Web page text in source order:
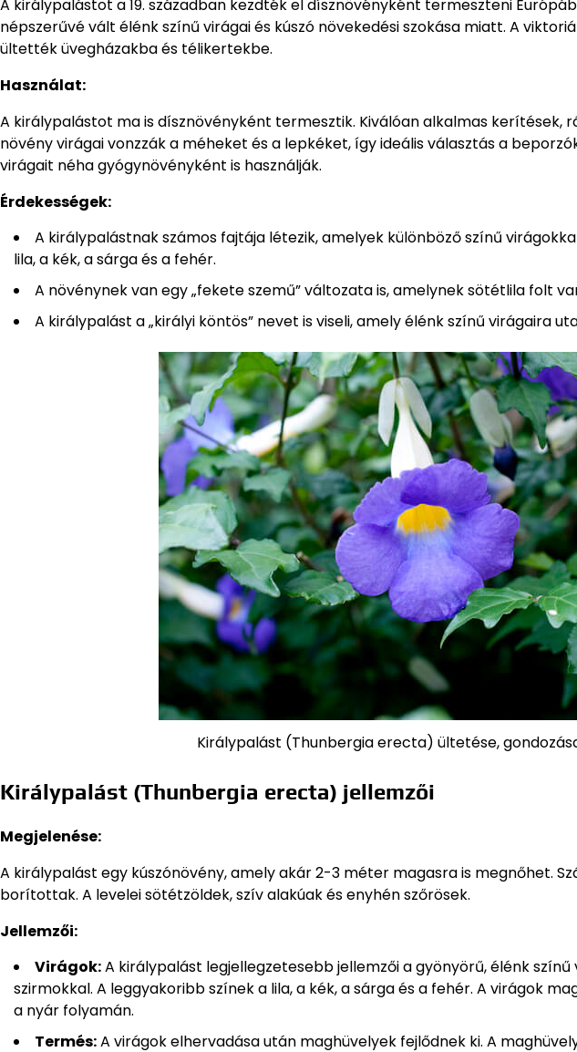
A királypalástot a 19. században kezdték el dísznövényként termeszteni
népszerűvé vált élénk színű virágai és kúszó növekedési szokása miatt. A
ültették üvegházakba és télikertekbe.
Használat:
A királypalástot ma is dísznövényként termesztik. Kiválóan alkalmas kerítések,
növény virágai vonzzák a méheket és a lepkéket, így ideális választás a
virágait néha gyógynövényként is használják.
Érdekességek:
A királypalástnak számos fajtája létezik, amelyek különböző színű
lila, a kék, a sárga és a fehér.
A növénynek van egy „fekete szemű” változata is, amelynek sötétlila folt
A királypalást a „királyi köntös” nevet is viseli, amely élénk színű virágaira
Királypalást (Thunbergia erecta) ültetése,
Királypalást (Thunbergia erecta) jellemzői
Megjelenése:
A királypalást egy kúszónövény, amely akár 2-3 méter magasra is megnőhet.
borítottak. A levelei sötétzöldek, szív alakúak és enyhén szőrösek.
Jellemzői:
Virágok:A királypalást legjellegzetesebb jellemzői a gyönyörű, élénk
szirmokkal. A leggyakoribb színek a lila, a kék, a sárga és a fehér. A virágok
a nyár folyamán.
Termés:A virágok elhervadása után maghüvelyek fejlődnek ki. A